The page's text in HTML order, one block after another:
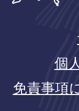
個
免責事項